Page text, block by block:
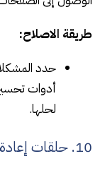
طريقة الاصلاح:
حدد
أدوات
لحلها.
10. حلقات إعادة التوجيه